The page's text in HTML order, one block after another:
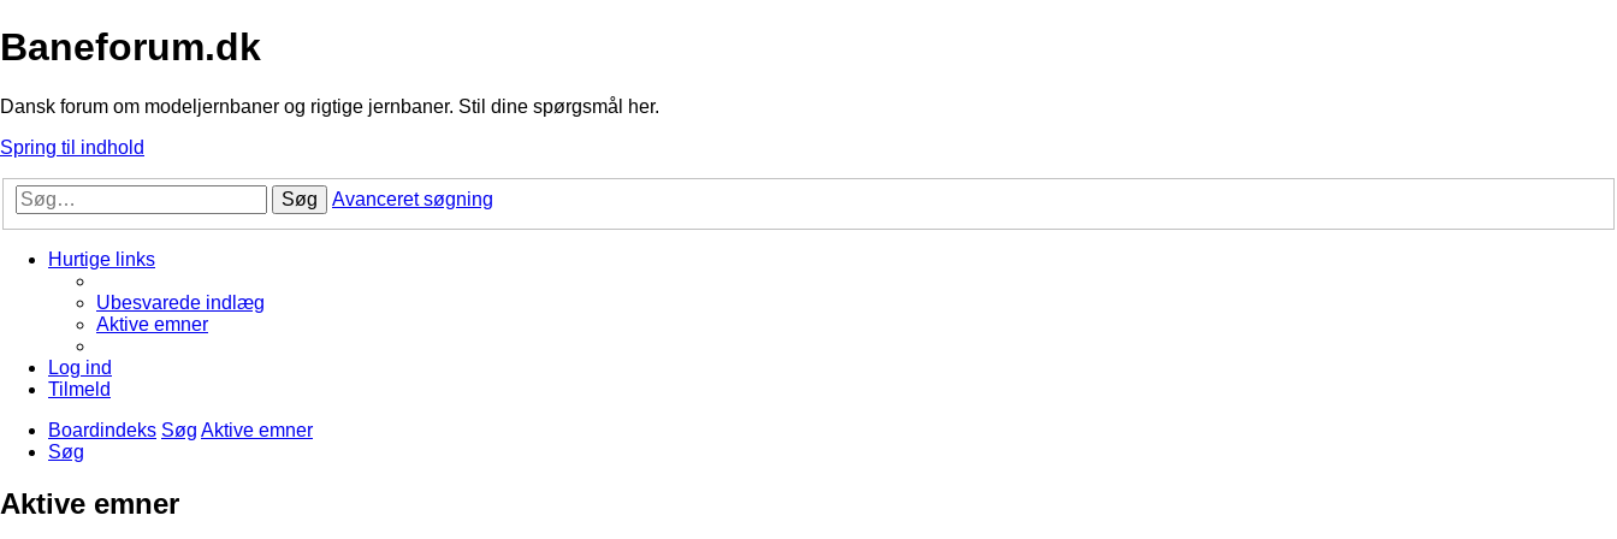
Baneforum.dk
Dansk forum om modeljernbaner og rigtige jernbaner. Stil dine spørgsmål her.
Spring til indhold
Søg Avanceret søgning
Hurtige links
Ubesvarede indlæg
Aktive emner
Log ind
Tilmeld
Boardindeks Søg Aktive emner
Søg
Aktive emner